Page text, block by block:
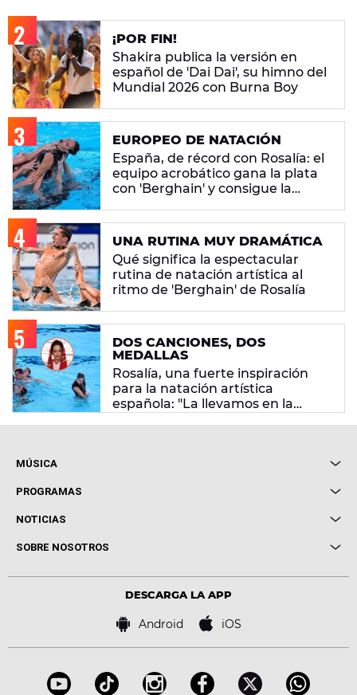
¡POR FIN!
Shakira publica la versión en
español de 'Dai Dai', su himno del
Mundial 2026 con Burna Boy
EUROPEO DE NATACIÓN
España, de récord con Rosalía: el
equipo acrobático gana la plata
con 'Berghain' y consigue la
UNA RUTINA MUY DRAMÁTICA
Qué significa la espectacular
rutina de natación artística al
ritmo de 'Berghain' de Rosalía
DOS CANCIONES, DOS
MEDALLAS
Rosalía, una fuerte inspiración
para la natación artística
española: "La llevamos en la
MÚSICA
Local de Ensayo Europa FM
Conciertos
PROGRAMAS
Cuerpos especiales
Locutores Europa FM
NOTICIAS
Cine y Televisión
Virales
SOBRE NOSOTROS
Bases de concursos
DESCARGA LA APP
Android iOS